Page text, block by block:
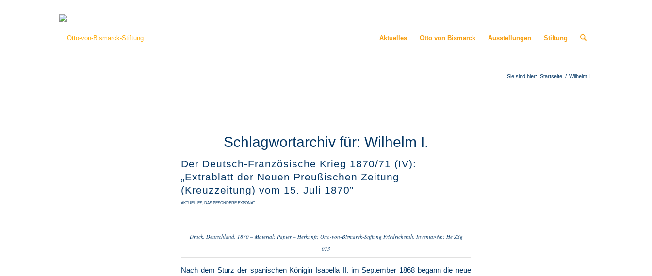
Aktuelles Otto von Bismarck Ausstellungen Stiftung
Sie sind hier: Startseite / Wilhelm I.
Schlagwortarchiv für: Wilhelm I.
Der Deutsch-Französische Krieg 1870/71 (IV):
„Extrablatt der Neuen Preußischen Zeitung
(Kreuzzeitung) vom 15. Juli 1870”
AKTUELLES, DAS BESONDERE EXPONAT
Druck, Deutschland, 1870 – Material: Papier – Herkunft: Otto-von-Bismarck-Stiftung Friedrichsruh, Inventar-Nr.: He ZSg
073
Nach dem Sturz der spanischen Königin Isabella II. im September 1868 begann die neue